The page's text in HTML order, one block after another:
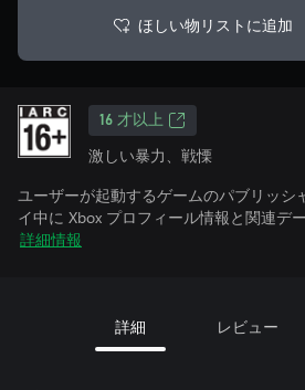
ほしい物リストに追加
16 才以上
激しい暴力、戦慄
ユーザーが起動するゲームのパブリッシ
イ中に Xbox プロフィール情報と関連デ
詳細情報
詳細 レビュー